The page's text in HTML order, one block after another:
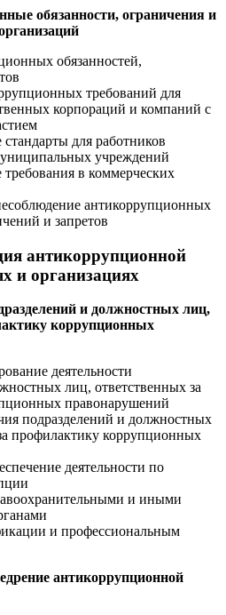
обязанности, ограничения и
обязанностей,
требований для
корпораций и компаний с
для работников
учреждений
в коммерческих
антикоррупционных
и запретов
антикоррупционной
и организациях
и должностных лиц,
коррупционных
деятельности
лиц, ответственных за
правонарушений
подразделений и должностных
профилактику коррупционных
деятельности по
и иными
и профессиональным
антикоррупционной